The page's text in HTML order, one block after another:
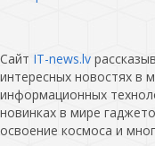
Сайт IT-news.lv
интересных новостях в
информационных
новинках в мире
освоение космоса и